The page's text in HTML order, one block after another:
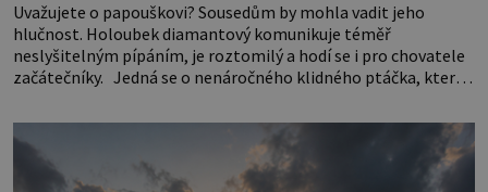
Uvažujete o papouškovi? Sousedům by mohla vadit jeho
hlučnost. Holoubek diamantový komunikuje téměř
neslyšitelným pípáním, je roztomilý a hodí se i pro chovatele
začátečníky. Jedná se o nenáročného klidného ptáčka, který
zbytky semínek Jeho domovinou je prakticky celá Austrálie s
výjimkou pobřežní oblasti.